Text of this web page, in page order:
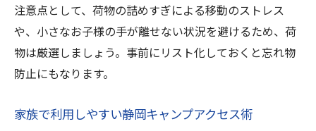
注意点として、荷物の詰めすぎによる移動のストレス
や、小さなお子様の手が離せない状況を避けるため、荷
物は厳選しましょう。事前にリスト化しておくと忘れ物
防止にもなります。
家族で利用しやすい静岡キャンプアクセス術